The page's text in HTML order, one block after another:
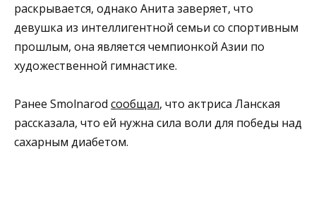
раскрывается, однако Анита заверяет, что
девушка из интеллигентной семьи со спортивным
прошлым, она является чемпионкой Азии по
художественной гимнастике.
Ранее Smolnarod сообщал, что актриса Ланская
рассказала, что ей нужна сила воли для победы над
сахарным диабетом.